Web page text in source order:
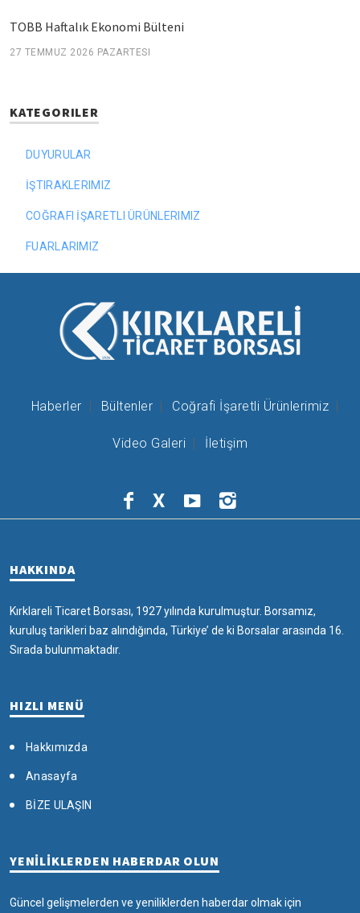
TOBB Haftalık Ekonomi Bülteni
27 TEMMUZ 2026 PAZARTESI
KATEGORILER
DUYURULAR
İŞTIRAKLERIMIZ
COĞRAFI İŞARETLI ÜRÜNLERIMIZ
FUARLARIMIZ
Haberler Bültenler Coğrafi İşaretli Ürünlerimiz
Video Galeri İletişim
X
HAKKINDA
Kırklareli Ticaret Borsası, 1927 yılında kurulmuştur. Borsamız,
kuruluş tarikleri baz alındığında, Türkiye’ de ki Borsalar arasında 16.
Sırada bulunmaktadır.
HIZLI MENÜ
Hakkımızda
Anasayfa
BİZE ULAŞIN
YENİLİKLERDEN HABERDAR OLUN
Güncel gelişmelerden ve yeniliklerden haberdar olmak için